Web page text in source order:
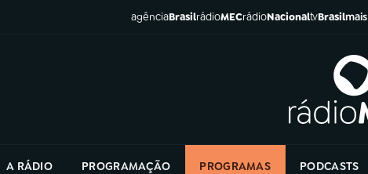
agênciaBrasilrádioMECrádioNacionaltvBrasilmais
A RÁDIO PROGRAMAÇÃO PROGRAMAS PODCASTS